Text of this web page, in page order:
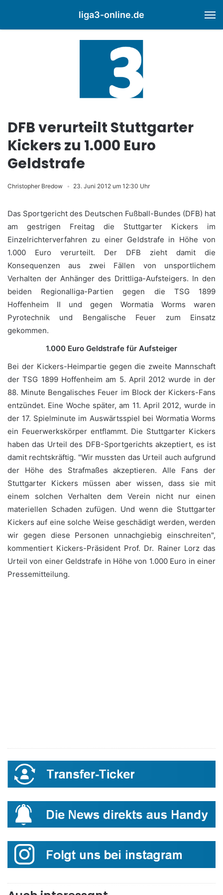
liga3-online.de
DFB verurteilt Stuttgarter
Kickers zu 1.000 Euro
Geldstrafe
Christopher Bredow 23. Juni 2012 um 12:30 Uhr
Das Sportgericht des Deutschen Fußball-Bundes (DFB) hat
am gestrigen Freitag die Stuttgarter Kickers im
Einzelrichterverfahren zu einer Geldstrafe in Höhe von
1.000 Euro verurteilt. Der DFB zieht damit die
Konsequenzen aus zwei Fällen von unsportlichem
Verhalten der Anhänger des Drittliga-Aufsteigers. In den
beiden Regionalliga-Partien gegen die TSG 1899
Hoffenheim II und gegen Wormatia Worms waren
Pyrotechnik und Bengalische Feuer zum Einsatz
gekommen.
1.000 Euro Geldstrafe für Aufsteiger
Bei der Kickers-Heimpartie gegen die zweite Mannschaft
der TSG 1899 Hoffenheim am 5. April 2012 wurde in der
88. Minute Bengalisches Feuer im Block der Kickers-Fans
entzündet. Eine Woche später, am 11. April 2012, wurde in
der 17. Spielminute im Auswärtsspiel bei Wormatia Worms
ein Feuerwerkskörper entflammt. Die Stuttgarter Kickers
haben das Urteil des DFB-Sportgerichts akzeptiert, es ist
damit rechtskräftig. "Wir mussten das Urteil auch aufgrund
der Höhe des Strafmaßes akzeptieren. Alle Fans der
Stuttgarter Kickers müssen aber wissen, dass sie mit
einem solchen Verhalten dem Verein nicht nur einen
materiellen Schaden zufügen. Und wenn die Stuttgarter
Kickers auf eine solche Weise geschädigt werden, werden
wir gegen diese Personen unnachgiebig einschreiten",
kommentiert Kickers-Präsident Prof. Dr. Rainer Lorz das
Urteil von einer Geldstrafe in Höhe von 1.000 Euro in einer
Pressemitteilung.